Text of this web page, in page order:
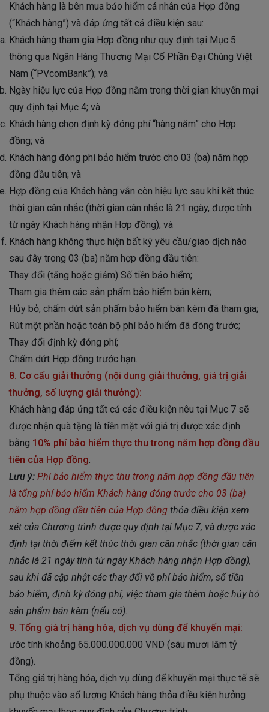
Khách hàng là bên mua bảo hiểm cá nhân của Hợp đồng
(“Khách hàng”) và đáp ứng tất cả điều kiện sau:
Khách hàng tham gia Hợp đồng như quy định tại Mục 5
thông qua Ngân Hàng Thương Mại Cổ Phần Đại Chúng Việt
Nam (“PVcomBank”); và
Ngày hiệu lực của Hợp đồng nằm trong thời gian khuyến mại
quy định tại Mục 4; và
Khách hàng chọn định kỳ đóng phí “hàng năm” cho Hợp
đồng; và
Khách hàng đóng phí bảo hiểm trước cho 03 (ba) năm hợp
đồng đầu tiên; và
Hợp đồng của Khách hàng vẫn còn hiệu lực sau khi kết thúc
thời gian cân nhắc (thời gian cân nhắc là 21 ngày, được tính
từ ngày Khách hàng nhận Hợp đồng); và
Khách hàng không thực hiện bất kỳ yêu cầu/giao dịch nào
sau đây trong 03 (ba) năm hợp đồng đầu tiên:
Thay đổi (tăng hoặc giảm) Số tiền bảo hiểm;
Tham gia thêm các sản phẩm bảo hiểm bán kèm;
Hủy bỏ, chấm dứt sản phẩm bảo hiểm bán kèm đã tham gia;
Rút một phần hoặc toàn bộ phí bảo hiểm đã đóng trước;
Thay đổi định kỳ đóng phí;
Chấm dứt Hợp đồng trước hạn.
8. Cơ cấu giải thưởng (nội dung giải thưởng, giá trị giải
thưởng, số lượng giải thưởng):
Khách hàng đáp ứng tất cả các điều kiện nêu tại Mục 7 sẽ
được nhận quà tặng là tiền mặt với giá trị được xác định
bằng 10% phí bảo hiểm thực thu trong năm hợp đồng đầu
tiên của Hợp đồng.
Lưu ý: Phí bảo hiểm thực thu trong năm hợp đồng đầu tiên
là tổng phí bảo hiểm Khách hàng đóng trước cho 03 (ba)
năm hợp đồng đầu tiên của Hợp đồng thỏa điều kiện xem
xét của Chương trình được quy định tại Mục 7, và được xác
định tại thời điểm kết thúc thời gian cân nhắc (thời gian cân
nhắc là 21 ngày tính từ ngày Khách hàng nhận Hợp đồng),
sau khi đã cập nhật các thay đổi về phí bảo hiểm, số tiền
bảo hiểm, định kỳ đóng phí, việc tham gia thêm hoặc hủy bỏ
sản phẩm bán kèm (nếu có).
9. Tổng giá trị hàng hóa, dịch vụ dùng để khuyến mại:
ước tính khoảng 65.000.000.000 VND (sáu mươi lăm tỷ
đồng).
Tổng giá trị hàng hóa, dịch vụ dùng để khuyến mại thực tế sẽ
phụ thuộc vào số lượng Khách hàng thỏa điều kiện hưởng